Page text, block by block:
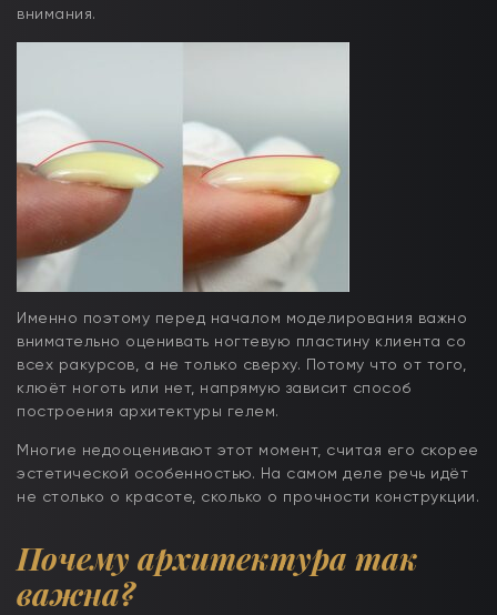
внимания.
Именно поэтому перед началом моделирования важно
внимательно оценивать ногтевую пластину клиента со
всех ракурсов, а не только сверху. Потому что от того,
клюёт ноготь или нет, напрямую зависит способ
построения архитектуры гелем.
Многие недооценивают этот момент, считая его скорее
эстетической особенностью. На самом деле речь идёт
не столько о красоте, сколько о прочности конструкции.
Почему архитектура так
важна?